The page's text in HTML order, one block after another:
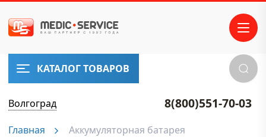
КАТАЛОГ ТОВАРОВ
Волгоград 8(800)551-70-03
Главная Аккумуляторная батарея